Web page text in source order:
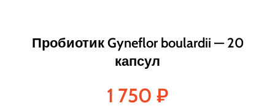
Пробиотик Gyneflor boulardii — 20
капсул
1 750 ₽